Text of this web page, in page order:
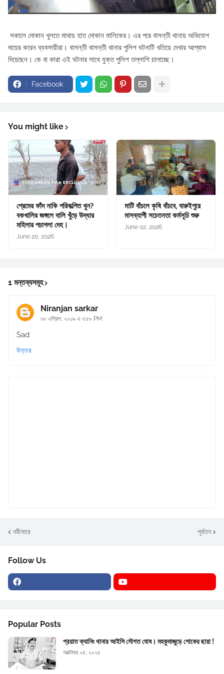
সকালে দোকান খুলতে মাথায় হাত দোকান মালিকের। এর পরে বাসন্তী থানায় অভিযোগ
দায়ের করেন ব্যবসায়ীরা। বাসন্তী বাসন্তী থানার পুলিশ ঘটনাটি খতিয়ে দেখার আশ্বাস
দিয়েছেন। কে বা কারা এই ঘটনার সাথে যুক্ত পুলিশ তল্লাশি চালাচ্ছে।
Facebook
You might like
প্রেমের ফাঁদ নাকি পরিকল্পিত খুন?
বকখালির জঙ্গলে বালি খুঁড়ে উদ্ধার
মহিলার পচাগলা দেহ।
June 20, 2026
মাটি বাঁচলে কৃষি বাঁচবে, বারুইপুরে
মাসব্যাপী সচেতনতা কর্মসূচি শুরু
June 02, 2026
1 মন্তব্যসমূহ
Niranjan sarkar
৩০ এপ্রিল, ২০১৯ এ ৩:৫৮ PM
Sad
উত্তর
নবীনতর পূর্বতন
Follow Us
Popular Posts
প্রয়াত ক্যানিং থানার আইসি সৌগত ঘোষ। মহকুমাজুড়ে শোকের ছায়া !
অক্টোবর ০৪, ২০২৫